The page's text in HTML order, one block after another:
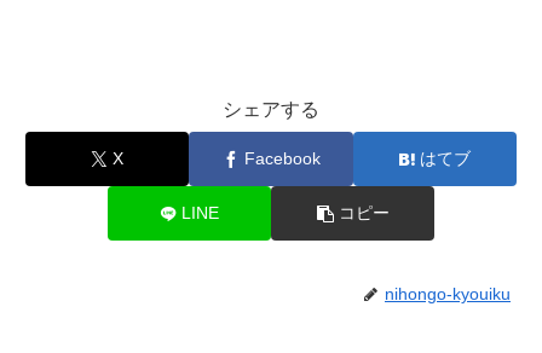
シェアする
X Facebook はてブ
LINE コピー
nihongo-kyouiku